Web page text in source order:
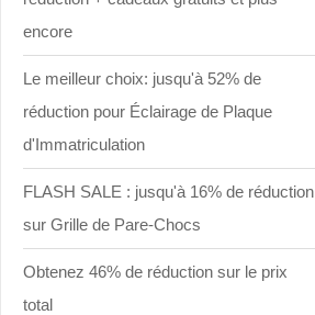
encore
Le meilleur choix: jusqu'à 52% de
réduction pour Éclairage de Plaque
d'Immatriculation
FLASH SALE : jusqu'à 16% de réduction
sur Grille de Pare-Chocs
Obtenez 46% de réduction sur le prix
total